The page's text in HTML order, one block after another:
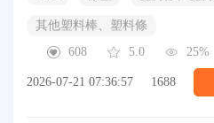
其他塑料棒、塑料條
608
5.0 25%
2026-07-21 07:36:57 1688